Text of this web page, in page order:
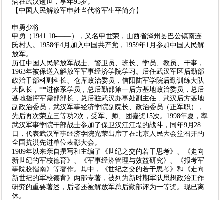
病在武汉逝世，享年95岁。
【中国人民解放军申姓当代将军生平简介】
申勇少将
申勇（1941.10-——），又名申世荣，山西省泽州县巴公镇南连
氏村人。1958年4月加入中国共产党，1959年1月参加中国人民解
放军。
历任中国人民解放军战士、警卫员、班长、学员、教员、干事，
1963年被保送入解放军军事经济学院学习。后任武汉军区后勤部
政治干部科副科长、仓库政治委员，信阳陆军学院后勤训练大队
大队长，**进修系学员，总后勤部第一后方基地政治委员，总后
基地指挥军需部部长，总后驻武汉办事处副主任，武汉后方基地
副政治委员，武汉军事经济学院副院长、政治委员（正军职），
先后再次荣立三等功2次，受军、师、团嘉奖15次。1998年夏，率
武汉军事学院干部战士参加了保卫汉江江堤的战斗，同年9月28
日，代表武汉军事经济学院光荣出席了在北京人民大会堂召开的
全国抗洪先进单位表彰大会。
1989年以来亲自撰写和主编了《世纪之交的若干思考》、《走向
新世纪的军校德育》、《军事经济管理与效益研究》、《报考军
事院校指南》等著作。其中，《世纪之交的若干思考》和《走向
新世纪的军校德育》两部专著，被列为新时期军队思想政治工作
研究的重要著述，后者还被解放军总后勤部评为一等奖。现已离
休。